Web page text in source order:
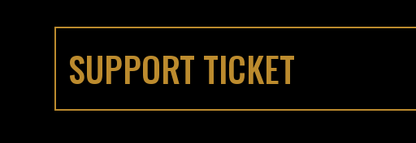
SUPPORT TICKET